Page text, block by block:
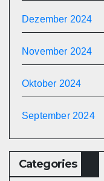
Dezember 2024
November 2024
Oktober 2024
September 2024
Categories